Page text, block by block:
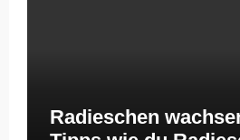
Radieschen